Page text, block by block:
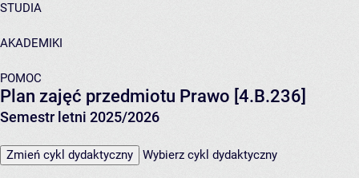
STUDIA
AKADEMIKI
POMOC
Plan zajęć przedmiotu Prawo [4.B.236]
Semestr letni 2025/2026
Zmień cykl dydaktyczny Wybierz cykl dydaktyczny